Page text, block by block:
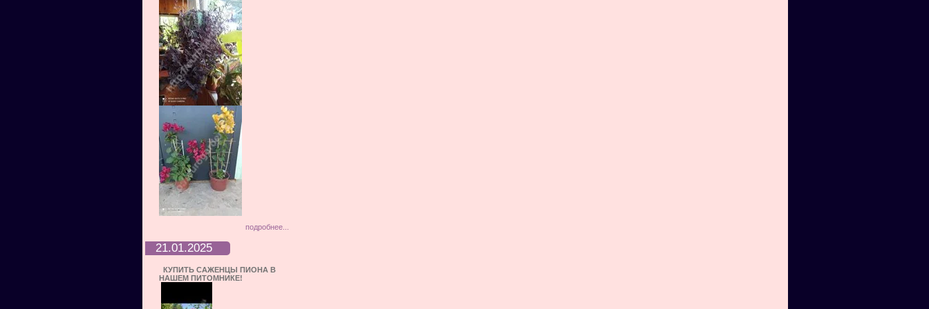
подробнее...
21.01.2025
КУПИТЬ САЖЕНЦЫ ПИОНА В
НАШЕМ ПИТОМНИКЕ!